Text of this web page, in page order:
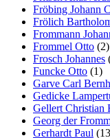
Fröbing Johann
Frölich
Frommann
Frommel Otto (2)
Frosch Johannes
Funcke Otto (1)
Garve Carl
Gedicke
Gellert Christian
Georg der
Gerhardt Paul